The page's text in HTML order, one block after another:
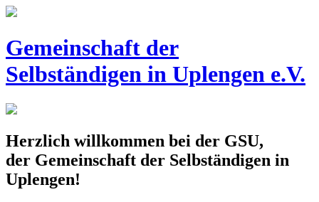
Gemeinschaft der
Selbständigen in Uplengen e.V.
Herzlich willkommen bei der GSU,
der Gemeinschaft der Selbständigen in
Uplengen!